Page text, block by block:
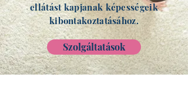
ellátást kapjanak képességeik
kibontakoztatásához.
Szolgáltatások